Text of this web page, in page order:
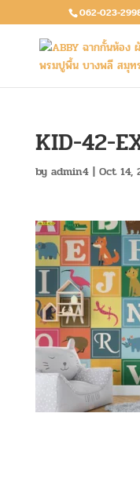
062-023-
KID-42-
by admin4| Oct 14,